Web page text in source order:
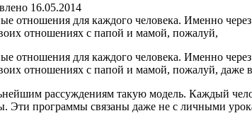
16.05.2014
для каждого человека. Именно
отношениях с папой и мамой, пожалуй,
для каждого человека. Именно
отношениях с папой и мамой, пожалуй,
рассуждениям такую модель. Каждый
программы связаны даже не с личными